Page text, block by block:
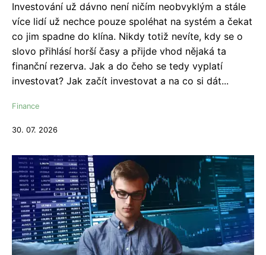
Investování už dávno není ničím neobvyklým a stále
více lidí už nechce pouze spoléhat na systém a čekat
co jim spadne do klína. Nikdy totiž nevíte, kdy se o
slovo přihlásí horší časy a přijde vhod nějaká ta
finanční rezerva. Jak a do čeho se tedy vyplatí
investovat? Jak začít investovat a na co si dát...
Finance
30. 07. 2026